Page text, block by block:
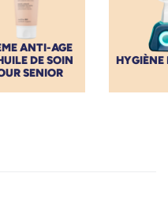
ANTI-AGE
DE SOIN
SENIOR
HYGIÈNE